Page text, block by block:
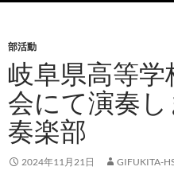
ン
ツ
へ
ス
キ
ッ
プ
部活動
岐阜県高等
会にて演奏
奏楽部
2024年11月21日 GIFUKITA-